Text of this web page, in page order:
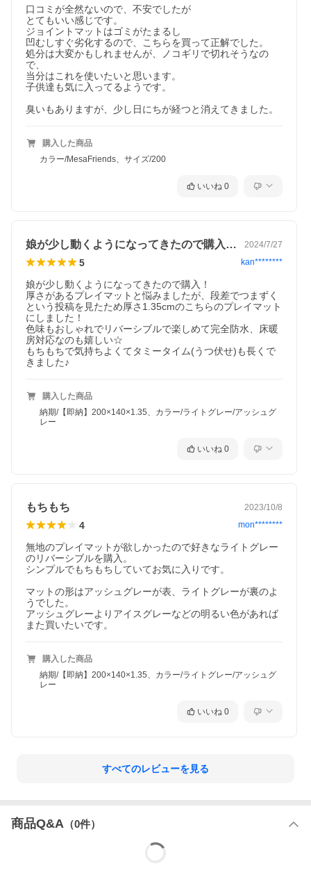
口コミが全然ないので、不安でしたが
とてもいい感じです。
ジョイントマットはゴミがたまるし
凹むしすぐ劣化するので、こちらを買って正解でした。
処分は大変かもしれませんが、ノコギリで切れそうなの
で、
当分はこれを使いたいと思います。
子供達も気に入ってるようです。
臭いもありますが、少し日にちが経つと消えてきました。
購入した商品
カラー/MesaFriends、サイズ/200
いいね 0
娘が少し動くようになってきたので購入！… 2024/7/27
5 kan********
娘が少し動くようになってきたので購入！
厚さがあるプレイマットと悩みましたが、段差でつまずく
という投稿を見たため厚さ1.35cmのこちらのプレイマット
にしました！
色味もおしゃれでリバーシブルで楽しめて完全防水、床暖
房対応なのも嬉しい☆
もちもちで気持ちよくてタミータイム(うつ伏せ)も長くで
きました♪
購入した商品
納期/【即納】200×140×1.35、カラー/ライトグレー/アッシュグ
レー
いいね 0
もちもち 2023/10/8
4 mon********
無地のプレイマットが欲しかったので好きなライトグレー
のリバーシブルを購入。
シンプルでもちもちしていてお気に入りです。
マットの形はアッシュグレーが表、ライトグレーが裏のよ
うでした。
アッシュグレーよりアイスグレーなどの明るい色があれば
購入した商品
納期/【即納】200×140×1.35、カラー/ライトグレー/アッシュグ
レー
いいね 0
すべてのレビューを見る
商品Q&A （0件）